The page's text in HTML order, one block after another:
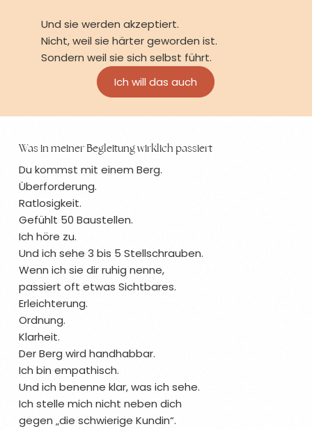
Und sie werden akzeptiert.
Nicht, weil sie härter geworden ist.
Sondern weil sie sich selbst führt.
Ich will das auch
Was in meiner Begleitung wirklich passiert
Du kommst mit einem Berg.
Überforderung.
Ratlosigkeit.
Gefühlt 50 Baustellen.
Ich höre zu.
Und ich sehe 3 bis 5 Stellschrauben.
Wenn ich sie dir ruhig nenne,
passiert oft etwas Sichtbares.
Erleichterung.
Ordnung.
Klarheit.
Der Berg wird handhabbar.
Ich bin empathisch.
Und ich benenne klar, was ich sehe.
Ich stelle mich nicht neben dich
gegen „die schwierige Kundin“.